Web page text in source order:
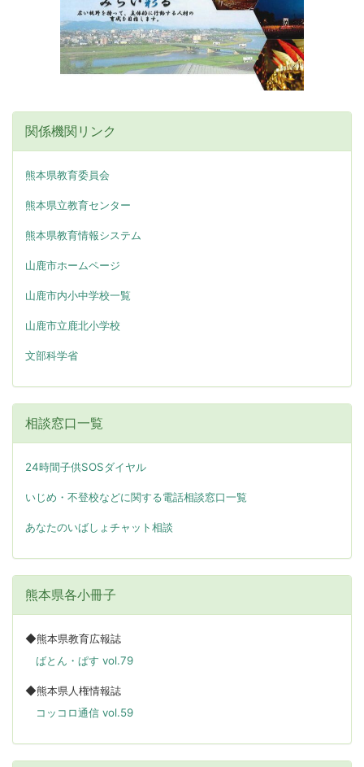
関係機関リンク
熊本県教育委員会
熊本県立教育センター
熊本県教育情報システム
山鹿市ホームページ
山鹿市内小中学校一覧
山鹿市立鹿北小学校
文部科学省
相談窓口一覧
24時間子供SOSダイヤル
いじめ・不登校などに関する電話相談窓口一覧
あなたのいばしょチャット相談
熊本県各小冊子
◆熊本県教育広報誌
ばとん・ぱす vol.79
◆熊本県人権情報誌
コッコロ通信 vol.59